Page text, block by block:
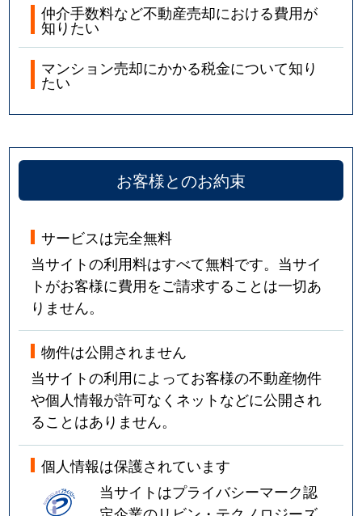
仲介手数料など不動産売却における費用が
知りたい
マンション売却にかかる税金について知り
たい
お客様とのお約束
サービスは完全無料
当サイトの利用料はすべて無料です。当サイ
トがお客様に費用をご請求することは一切あ
りません。
物件は公開されません
当サイトの利用によってお客様の不動産物件
や個人情報が許可なくネットなどに公開され
ることはありません。
個人情報は保護されています
当サイトはプライバシーマーク認